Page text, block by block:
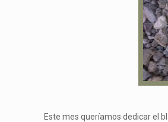
Este mes queríamos dedicar el